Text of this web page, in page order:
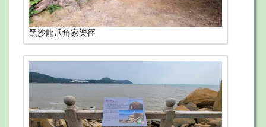
黑沙龍爪角家樂徑